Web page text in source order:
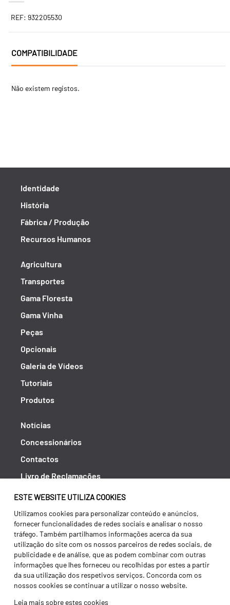
ESTE WEBSITE UTILIZA COOKIES
Utilizamos cookies para personalizar conteúdo e anúncios,
fornecer funcionalidades de redes sociais e analisar o nosso
tráfego. Também partilhamos informações acerca da sua
utilização do site com os nossos parceiros de redes sociais, de
publicidade e de análise, que as podem combinar com outras
informações que lhes forneceu ou recolhidas por estes a partir
da sua utilização dos respetivos serviços. Concorda com os
nossos cookies se continuar a utilizar o nosso website.
Leia mais sobre estes cookies
REF: 932205530
COMPATIBILIDADE
Não existem registos.
Identidade
História
Fábrica / Produção
Recursos Humanos
Agricultura
Transportes
Gama Floresta
Gama Vinha
Peças
Opcionais
Galeria de Vídeos
Tutoriais
Produtos
Notícias
Concessionários
Contactos
Livro de Reclamações
Política de Privacidade
Canal de Denúncias (RGPC)
Termos e condições